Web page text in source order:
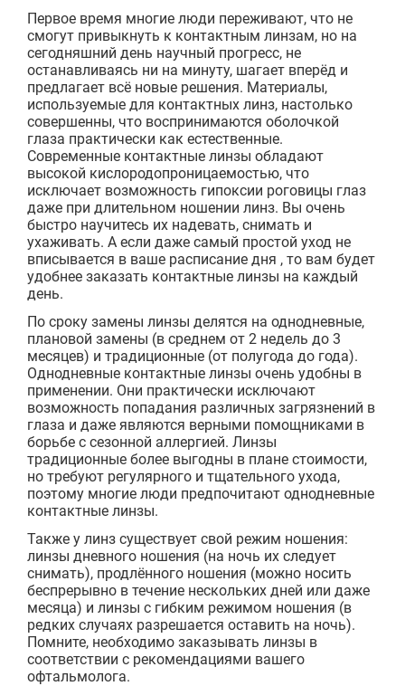
Первое время многие люди переживают, что не
смогут привыкнуть к контактным линзам, но на
сегодняшний день научный прогресс, не
останавливаясь ни на минуту, шагает вперёд и
предлагает всё новые решения. Материалы,
используемые для контактных линз, настолько
совершенны, что воспринимаются оболочкой
глаза практически как естественные.
Современные контактные линзы обладают
высокой кислородопроницаемостью, что
исключает возможность гипоксии роговицы глаз
даже при длительном ношении линз. Вы очень
быстро научитесь их надевать, снимать и
ухаживать. А если даже самый простой уход не
вписывается в ваше расписание дня , то вам будет
удобнее заказать контактные линзы на каждый
день.
По сроку замены линзы делятся на однодневные,
плановой замены (в среднем от 2 недель до 3
месяцев) и традиционные (от полугода до года).
Однодневные контактные линзы очень удобны в
применении. Они практически исключают
возможность попадания различных загрязнений в
глаза и даже являются верными помощниками в
борьбе с сезонной аллергией. Линзы
традиционные более выгодны в плане стоимости,
но требуют регулярного и тщательного ухода,
поэтому многие люди предпочитают однодневные
контактные линзы.
Также у линз существует свой режим ношения:
линзы дневного ношения (на ночь их следует
снимать), продлённого ношения (можно носить
беспрерывно в течение нескольких дней или даже
месяца) и линзы с гибким режимом ношения (в
редких случаях разрешается оставить на ночь).
Помните, необходимо заказывать линзы в
соответствии с рекомендациями вашего
офтальмолога.